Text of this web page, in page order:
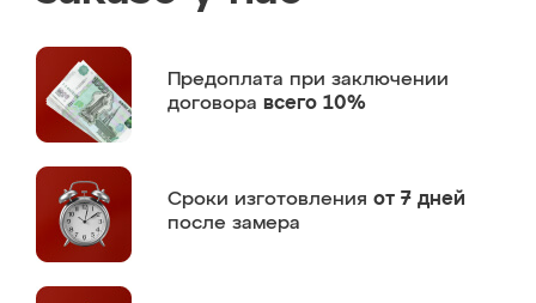
Предоплата при заключении
договора всего 10%
Сроки изготовления от 7 дней
после замера